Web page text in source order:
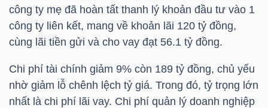
công ty mẹ đã hoàn tất thanh lý khoản đầu tư vào 1
công ty liên kết, mang về khoản lãi 120 tỷ đồng,
cùng lãi tiền gửi và cho vay đạt 56.1 tỷ đồng.
Chi phí tài chính giảm 9% còn 189 tỷ đồng, chủ yếu
nhờ giảm lỗ chênh lệch tỷ giá. Trong đó, tỷ trọng lớn
nhất là chi phí lãi vay. Chi phí quản lý doanh nghiệp
NGÀNH
DOANH